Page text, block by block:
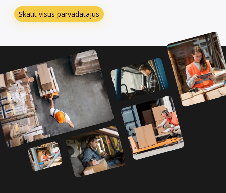
Skatīt visus pārvadātājus